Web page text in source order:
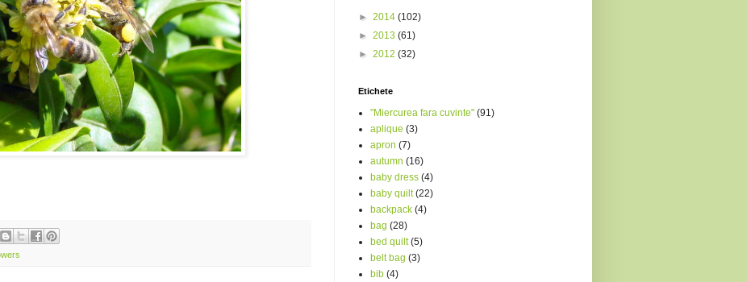
► 2014 (102)
► 2013 (61)
► 2012 (32)
Etichete
"Miercurea fara cuvinte" (91)
aplique (3)
apron (7)
autumn (16)
baby dress (4)
baby quilt (22)
backpack (4)
bag (28)
bed quilt (5)
belt bag (3)
bib (4)